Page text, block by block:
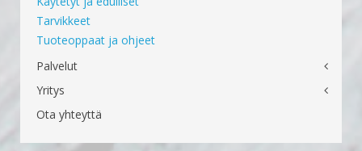
Tarvikkeet
Tuoteoppaat ja ohjeet
Palvelut
Yritys
Ota yhteyttä